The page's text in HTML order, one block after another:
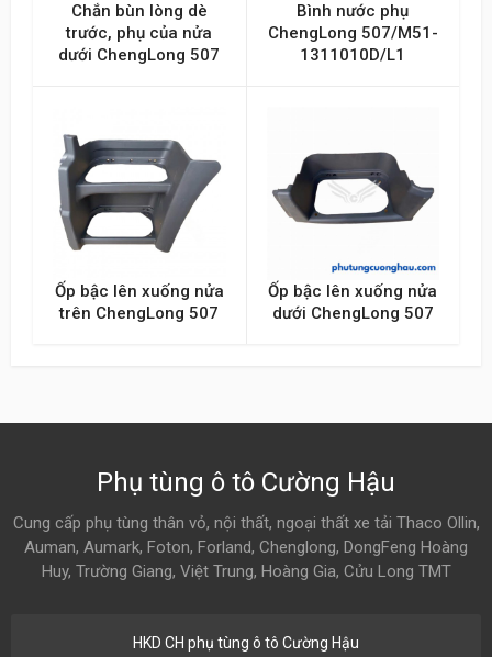
Chắn bùn lòng dè
trước, phụ của nửa
dưới ChengLong 507
Bình nước phụ
ChengLong 507/M51-
1311010D/L1
Ốp bậc lên xuống nửa
trên ChengLong 507
Ốp bậc lên xuống nửa
dưới ChengLong 507
Phụ tùng ô tô Cường Hậu
Cung cấp phụ tùng thân vỏ, nội thất, ngoại thất xe tải Thaco Ollin,
Auman, Aumark, Foton, Forland, Chenglong, DongFeng Hoàng
Huy, Trường Giang, Việt Trung, Hoàng Gia, Cửu Long TMT
HKD CH phụ tùng ô tô Cường Hậu